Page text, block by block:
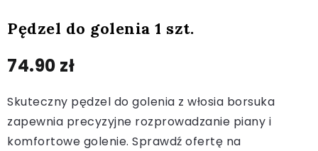
Pędzel do golenia 1 szt.
74.90 zł
Skuteczny pędzel do golenia z włosia borsuka
zapewnia precyzyjne rozprowadzanie piany i
komfortowe golenie. Sprawdź ofertę na